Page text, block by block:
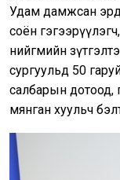
Удам дамжсан
соён гэгээрүүлэгч,
нийгмийн
сургуульд 50
салбарын дотоод,
мянган хуульч